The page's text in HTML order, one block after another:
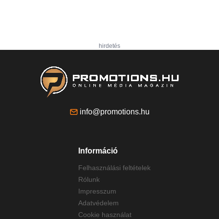
hirdetés
info@promotions.hu
Információ
Felhasználási feltételek
Rólunk
Impresszum
Adatvédelem
Cookie használat